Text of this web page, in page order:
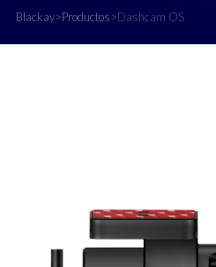
Blackay>Productos>Dashcam OS